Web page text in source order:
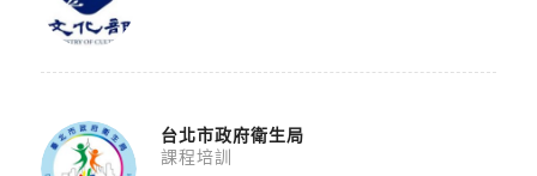
台北市政府衛生局
課程培訓